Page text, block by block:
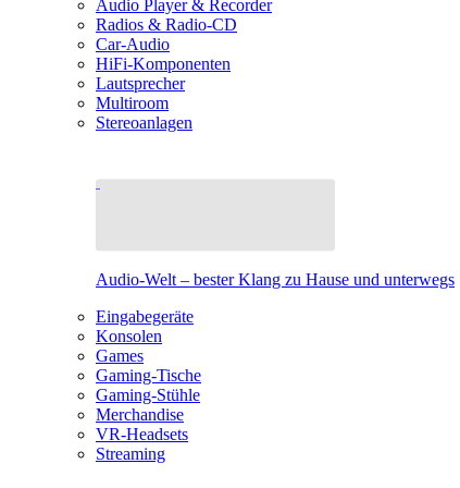
Audio Player & Recorder
Radios & Radio-CD
Car-Audio
HiFi-Komponenten
Lautsprecher
Multiroom
Stereoanlagen
Audio-Welt – bester Klang zu Hause und unterwegs
Eingabegeräte
Konsolen
Games
Gaming-Tische
Gaming-Stühle
Merchandise
VR-Headsets
Streaming